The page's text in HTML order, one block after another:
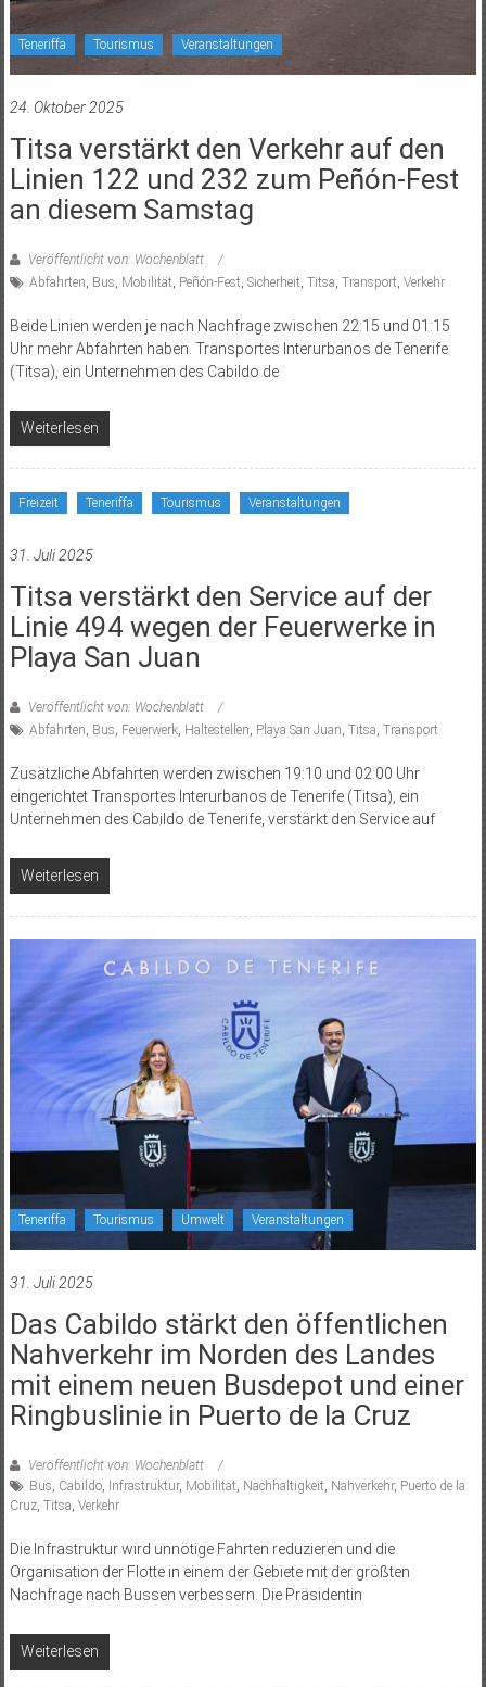
Teneriffa Tourismus Veranstaltungen
24. Oktober 2025
Titsa verstärkt den Verkehr auf den
Linien 122 und 232 zum Peñón-Fest
an diesem Samstag
Veröffentlicht von: Wochenblatt
Abfahrten, Bus, Mobilität, Peñón-Fest, Sicherheit, Titsa, Transport, Verkehr
Beide Linien werden je nach Nachfrage zwischen 22:15 und 01:15
Uhr mehr Abfahrten haben. Transportes Interurbanos de Tenerife
(Titsa), ein Unternehmen des Cabildo de
Weiterlesen
Freizeit Teneriffa Tourismus Veranstaltungen
31. Juli 2025
Titsa verstärkt den Service auf der
Linie 494 wegen der Feuerwerke in
Playa San Juan
Veröffentlicht von: Wochenblatt
Abfahrten, Bus, Feuerwerk, Haltestellen, Playa San Juan, Titsa, Transport
Zusätzliche Abfahrten werden zwischen 19:10 und 02:00 Uhr
eingerichtet Transportes Interurbanos de Tenerife (Titsa), ein
Unternehmen des Cabildo de Tenerife, verstärkt den Service auf
Weiterlesen
Teneriffa Tourismus Umwelt Veranstaltungen
31. Juli 2025
Das Cabildo stärkt den öffentlichen
Nahverkehr im Norden des Landes
mit einem neuen Busdepot und einer
Ringbuslinie in Puerto de la Cruz
Veröffentlicht von: Wochenblatt
Bus, Cabildo, Infrastruktur, Mobilität, Nachhaltigkeit, Nahverkehr, Puerto de la
Cruz, Titsa, Verkehr
Die Infrastruktur wird unnötige Fahrten reduzieren und die
Organisation der Flotte in einem der Gebiete mit der größten
Nachfrage nach Bussen verbessern. Die Präsidentin
Weiterlesen